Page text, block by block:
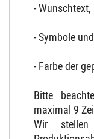
- Wunschtext,
- Symbole und
- Farbe der
Bitte
maximal 9
Wir